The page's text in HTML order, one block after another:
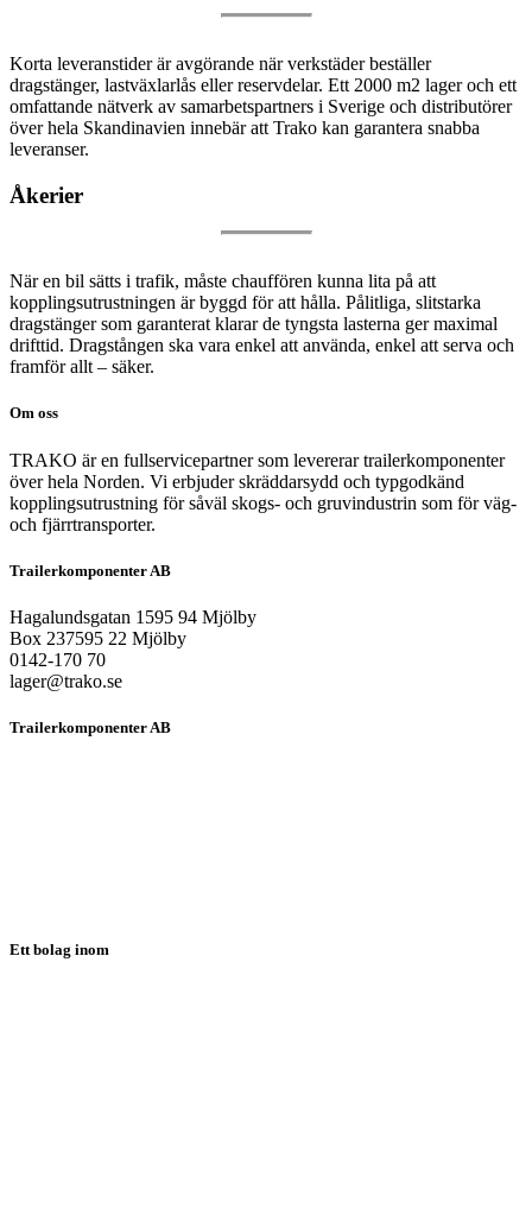
Korta leveranstider är avgörande när verkstäder beställer
dragstänger, lastväxlarlås eller reservdelar. Ett 2000 m2 lager och ett
omfattande nätverk av samarbetspartners i Sverige och distributörer
över hela Skandinavien innebär att Trako kan garantera snabba
leveranser.
Åkerier
När en bil sätts i trafik, måste chauffören kunna lita på att
kopplingsutrustningen är byggd för att hålla. Pålitliga, slitstarka
dragstänger som garanterat klarar de tyngsta lasterna ger maximal
drifttid. Dragstången ska vara enkel att använda, enkel att serva och
framför allt – säker.
Om oss
TRAKO är en fullservicepartner som levererar trailerkomponenter
över hela Norden. Vi erbjuder skräddarsydd och typgodkänd
kopplingsutrustning för såväl skogs- och gruvindustrin som för väg-
och fjärrtransporter.
Trailerkomponenter AB
Hagalundsgatan 1595 94 Mjölby
Box 237595 22 Mjölby
0142-170 70
lager@trako.se
Trailerkomponenter AB
Ett bolag inom